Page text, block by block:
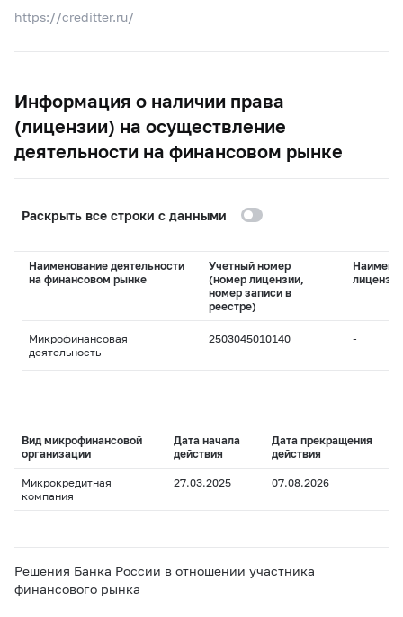
https://creditter.ru/
Информация о наличии права
(лицензии) на осуществление
деятельности на финансовом рынке
Раскрыть все строки с данными
Наименование деятельности
на финансовом рынке
Учетный номер
(номер лицензии,
номер записи в
реестре)
лицензии
Микрофинансовая
деятельность
2503045010140 -
Вид микрофинансовой
организации
Дата начала
действия
Дата прекращения
действия
Микрокредитная
компания
27.03.2025 07.08.2026
Решения Банка России в отношении участника
финансового рынка